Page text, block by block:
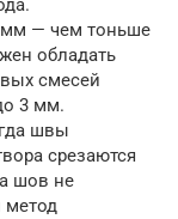
мм — чем тоньше
обладать
смесей
3 мм.
швы
срезаются
шов не
метод